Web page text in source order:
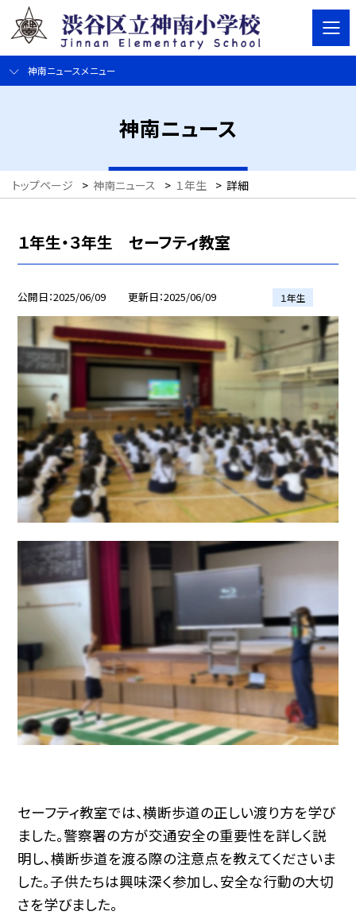
神南ニュースメニュー
神南ニュース
トップページ > 神南ニュース > １年生 > 詳細
１年生・３年生 セーフティ教室
公開日 2025/06/09 更新日 2025/06/09 １年生
セーフティ教室では、横断歩道の正しい渡り方を学び
ました。警察署の方が交通安全の重要性を詳しく説
明し、横断歩道を渡る際の注意点を教えてくださいま
した。子供たちは興味深く参加し、安全な行動の大切
さを学びました。